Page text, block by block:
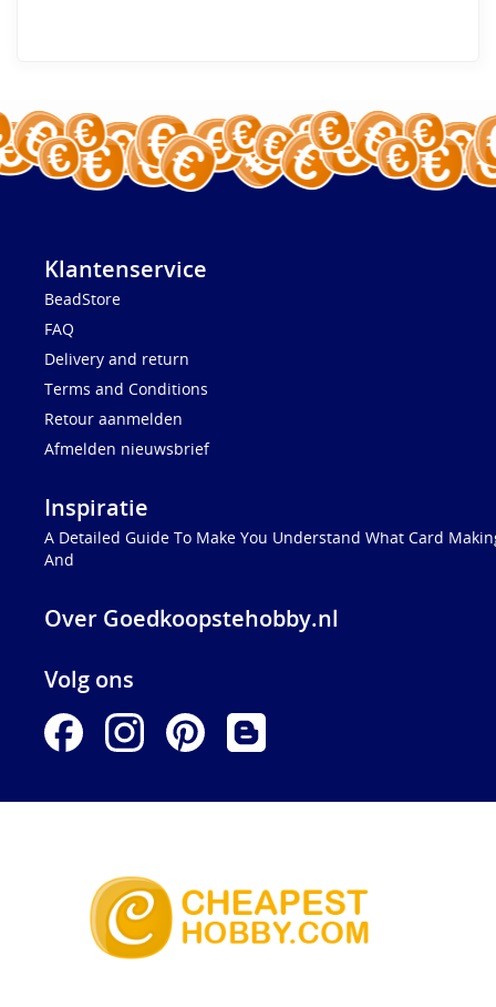
Klantenservice
BeadStore
FAQ
Delivery and return
Terms and Conditions
Retour aanmelden
Afmelden nieuwsbrief
Inspiratie
A Detailed Guide To Make You Understand What Card
And
Over Goedkoopstehobby.nl
Volg ons